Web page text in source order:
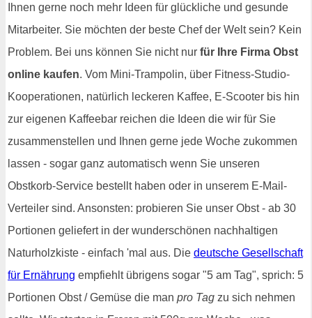
Ihnen gerne noch mehr Ideen für glückliche und gesunde
Mitarbeiter. Sie möchten der beste Chef der Welt sein? Kein
Problem. Bei uns können Sie nicht nur für Ihre Firma Obst
online kaufen. Vom Mini-Trampolin, über Fitness-Studio-
Kooperationen, natürlich leckeren Kaffee, E-Scooter bis hin
zur eigenen Kaffeebar reichen die Ideen die wir für Sie
zusammenstellen und Ihnen gerne jede Woche zukommen
lassen - sogar ganz automatisch wenn Sie unseren
Obstkorb-Service bestellt haben oder in unserem E-Mail-
Verteiler sind. Ansonsten: probieren Sie unser Obst - ab 30
Portionen geliefert in der wunderschönen nachhaltigen
Naturholzkiste - einfach 'mal aus. Die deutsche Gesellschaft
für Ernährung empfiehlt übrigens sogar "5 am Tag", sprich: 5
Portionen Obst / Gemüse die man pro Tag zu sich nehmen